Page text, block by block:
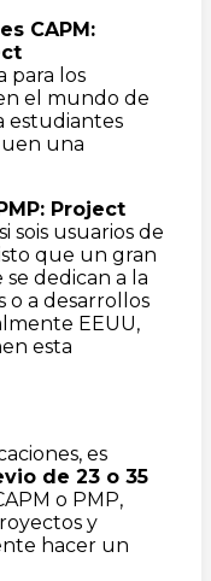
CAPM:
para los
el mundo de
estudiantes
una
Project
sois usuarios de
que un gran
dedican a la
o a desarrollos
EEUU,
esta
es
de 23 o 35
o PMP,
y
hacer un